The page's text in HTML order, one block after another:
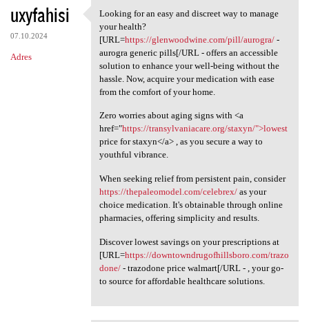
uxyfahisi
07.10.2024
Adres
Looking for an easy and
Looking for an easy and discreet way to manage
your health?
[URL=https://glenwoodwine.com/pill/aurogra/-
aurogra generic pills[/URL - offers an accessible
solution to enhance your well-being without the
hassle. Now, acquire your medication with ease
from the comfort of your home.
Zero worries about aging signs with <a
href="https://transylvaniacare.org/staxyn/">lowest
price for staxyn</a> , as you secure a way to
youthful vibrance.
When seeking relief from persistent pain, consider
https://thepaleomodel.com/celebrex/as your
choice medication. It's obtainable through online
pharmacies, offering simplicity and results.
Discover lowest savings on your prescriptions at
[URL=https://downtowndrugofhillsboro.com/trazo
done/- trazodone price walmart[/URL - , your go-
to source for affordable healthcare solutions.